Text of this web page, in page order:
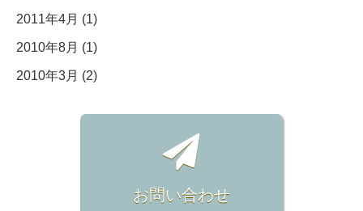
2011年4月 (1)
2010年8月 (1)
2010年3月 (2)
お問い合わせ